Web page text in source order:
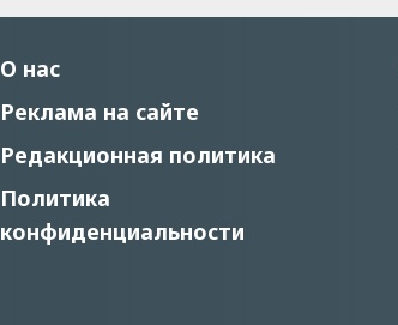
О нас
Реклама на сайте
Редакционная политика
Политика
конфиденциальности